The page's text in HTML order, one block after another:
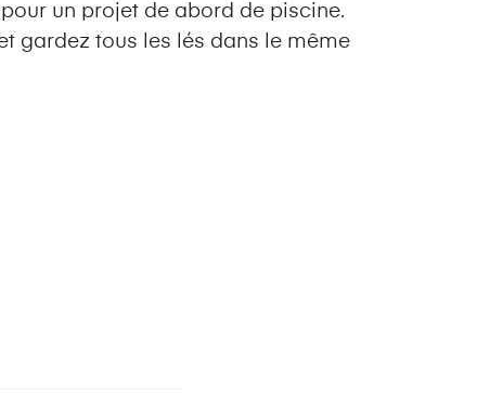
un projet de abord de piscine.
gardez tous les lés dans le même